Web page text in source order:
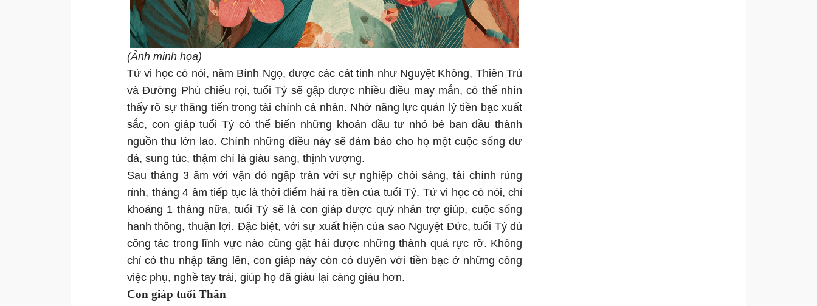
(Ảnh minh họa)
Tử vi học có nói, năm Bính Ngọ, được các cát tinh như Nguyệt Không, Thiên Trù
và Đường Phù chiếu rọi, tuổi Tý sẽ gặp được nhiều điều may mắn, có thể nhìn
thấy rõ sự thăng tiến trong tài chính cá nhân. Nhờ năng lực quản lý tiền bạc xuất
sắc, con giáp tuổi Tý có thể biến những khoản đầu tư nhỏ bé ban đầu thành
nguồn thu lớn lao. Chính những điều này sẽ đảm bảo cho họ một cuộc sống dư
dả, sung túc, thậm chí là giàu sang, thịnh vượng.
Sau tháng 3 âm với vận đỏ ngập tràn với sự nghiệp chói sáng, tài chính rủng
rỉnh, tháng 4 âm tiếp tục là thời điểm hái ra tiền của tuổi Tý. Tử vi học có nói, chỉ
khoảng 1 tháng nữa, tuổi Tý sẽ là con giáp được quý nhân trợ giúp, cuộc sống
hanh thông, thuận lợi. Đặc biệt, với sự xuất hiện của sao Nguyệt Đức, tuổi Tý dù
công tác trong lĩnh vực nào cũng gặt hái được những thành quả rực rỡ. Không
chỉ có thu nhập tăng lên, con giáp này còn có duyên với tiền bạc ở những công
việc phụ, nghề tay trái, giúp họ đã giàu lại càng giàu hơn.
Con giáp tuổi Thân